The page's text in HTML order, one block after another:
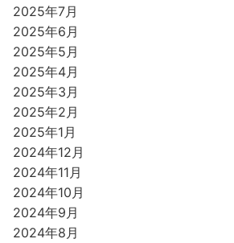
2025年7月
2025年6月
2025年5月
2025年4月
2025年3月
2025年2月
2025年1月
2024年12月
2024年11月
2024年10月
2024年9月
2024年8月